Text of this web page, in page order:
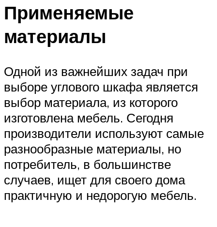
Применяемые
материалы
Одной из важнейших задач при
выборе углового шкафа является
выбор материала, из которого
изготовлена мебель. Сегодня
производители используют самые
разнообразные материалы, но
потребитель, в большинстве
случаев, ищет для своего дома
практичную и недорогую мебель.